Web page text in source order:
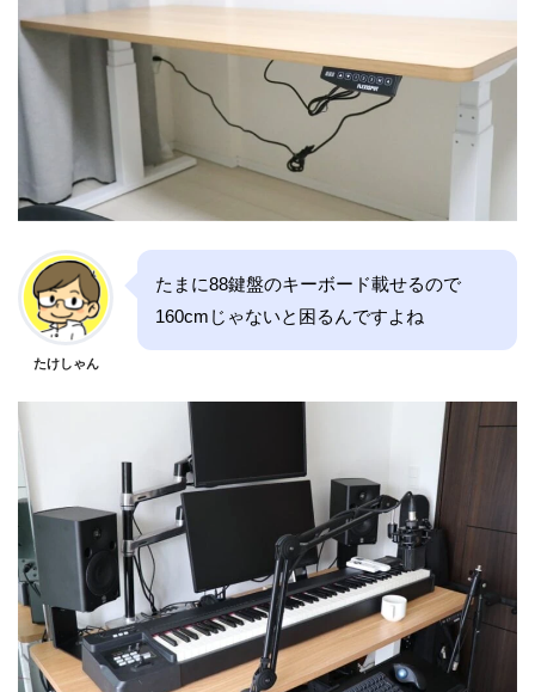
たけしゃん
たまに88鍵盤のキーボード載せるので
160cmじゃないと困るんですよね